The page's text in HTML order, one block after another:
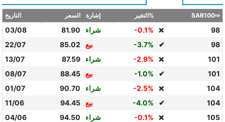
التاريخ السعر إشارة التغير% SAR100⇨
03/08 81.90 شراء -0.1% ❌
98
22/07
85.02 بيع -3.7% ✔
98
13/07
87.59 شراء -2.9% ❌
101
08/07
88.45 بيع -1.0% ✔
101
01/07
90.70 شراء -2.5% ❌
104
11/06
94.45 بيع -4.0% ✔
104
04/06
94.50 شراء -0.1% ❌
105